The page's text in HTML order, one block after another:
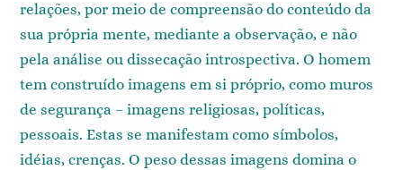
relações, por meio de compreensão do conteúdo da
sua própria mente, mediante a observação, e não
pela análise ou dissecação introspectiva. O homem
tem construído imagens em si próprio, como muros
de segurança – imagens religiosas, políticas,
pessoais. Estas se manifestam como símbolos,
idéias, crenças. O peso dessas imagens domina o